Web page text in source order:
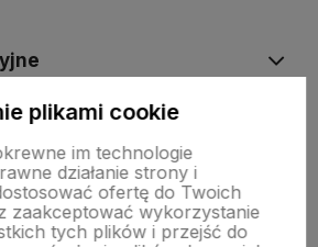
plikami cookie
im technologie
działanie strony i
ofertę do Twoich
zaakceptować wykorzystanie
tych plików i przejść do